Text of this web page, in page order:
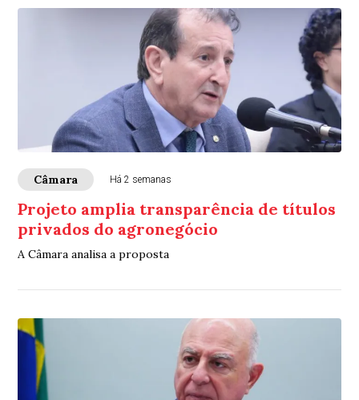
Câmara Há 2 semanas
Projeto amplia transparência de títulos
privados do agronegócio
A Câmara analisa a proposta